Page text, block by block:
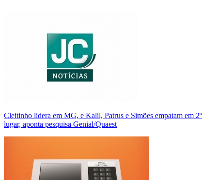
Cleitinho lidera em MG, e Kalil, Patrus e Simões empatam em 2º
lugar, aponta pesquisa Genial/Quaest